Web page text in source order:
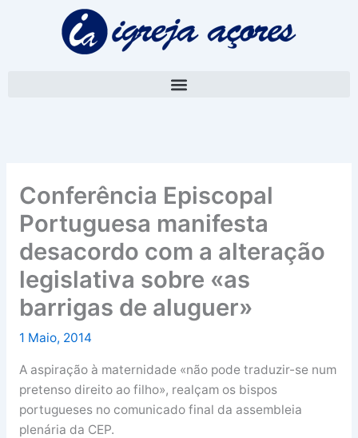
Conferência Episcopal
Portuguesa manifesta
desacordo com a alteração
legislativa sobre «as
barrigas de aluguer»
1 Maio, 2014
A aspiração à maternidade «não pode traduzir-se num
pretenso direito ao filho», realçam os bispos
portugueses no comunicado final da assembleia
plenária da CEP.